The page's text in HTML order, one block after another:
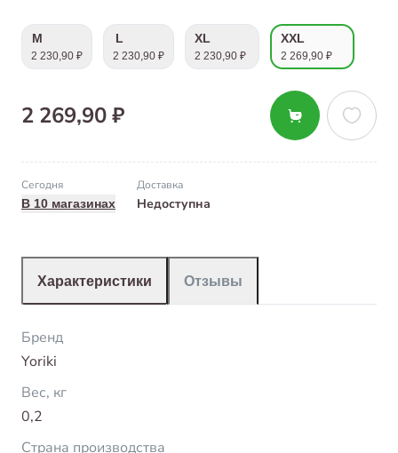
M
2 230,90 ₽
L
2 230,90 ₽
XL
2 230,90 ₽
XXL
2 269,90 ₽
2 269,90 ₽
Сегодня
В 10 магазинах
Доставка
Недоступна
Характеристики Отзывы
Бренд
Yoriki
Вес, кг
0,2
Страна производства